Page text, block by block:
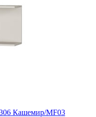
Кашемир/MF03